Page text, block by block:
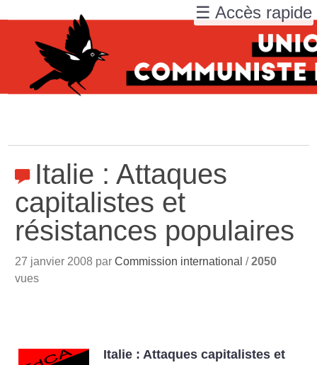
Italie : Attaques
capitalistes et
résistances populaires
27 janvier 2008 parCommission international /2050
vues
Italie : Attaques capitalistes et
☰ Accès rapide